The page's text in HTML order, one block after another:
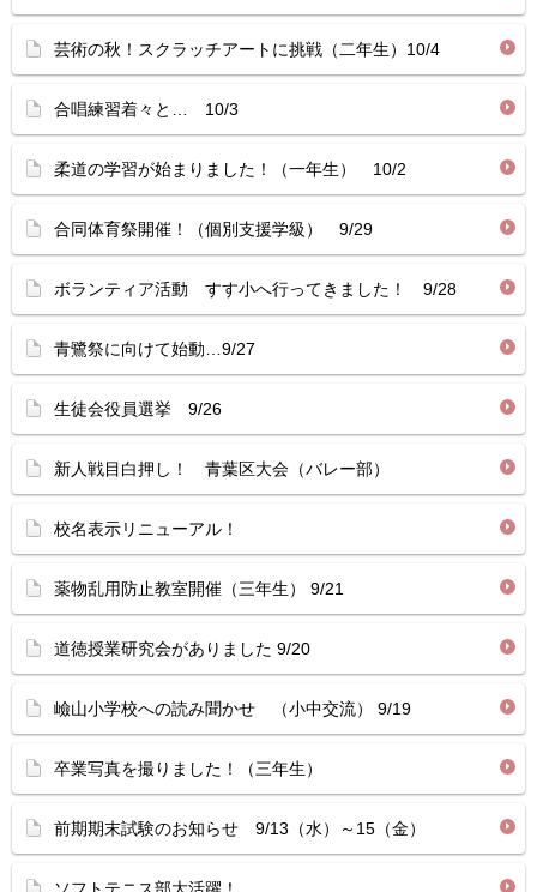
芸術の秋！スクラッチアートに挑戦（二年生）10/4
合唱練習着々と… 10/3
柔道の学習が始まりました！（一年生） 10/2
合同体育祭開催！（個別支援学級） 9/29
ボランティア活動 すす小へ行ってきました！ 9/28
青鷺祭に向けて始動…9/27
生徒会役員選挙 9/26
新人戦目白押し！ 青葉区大会（バレー部）
校名表示リニューアル！
薬物乱用防止教室開催（三年生） 9/21
道徳授業研究会がありました 9/20
嶮山小学校への読み聞かせ （小中交流） 9/19
卒業写真を撮りました！（三年生）
前期期末試験のお知らせ 9/13（水）～15（金）